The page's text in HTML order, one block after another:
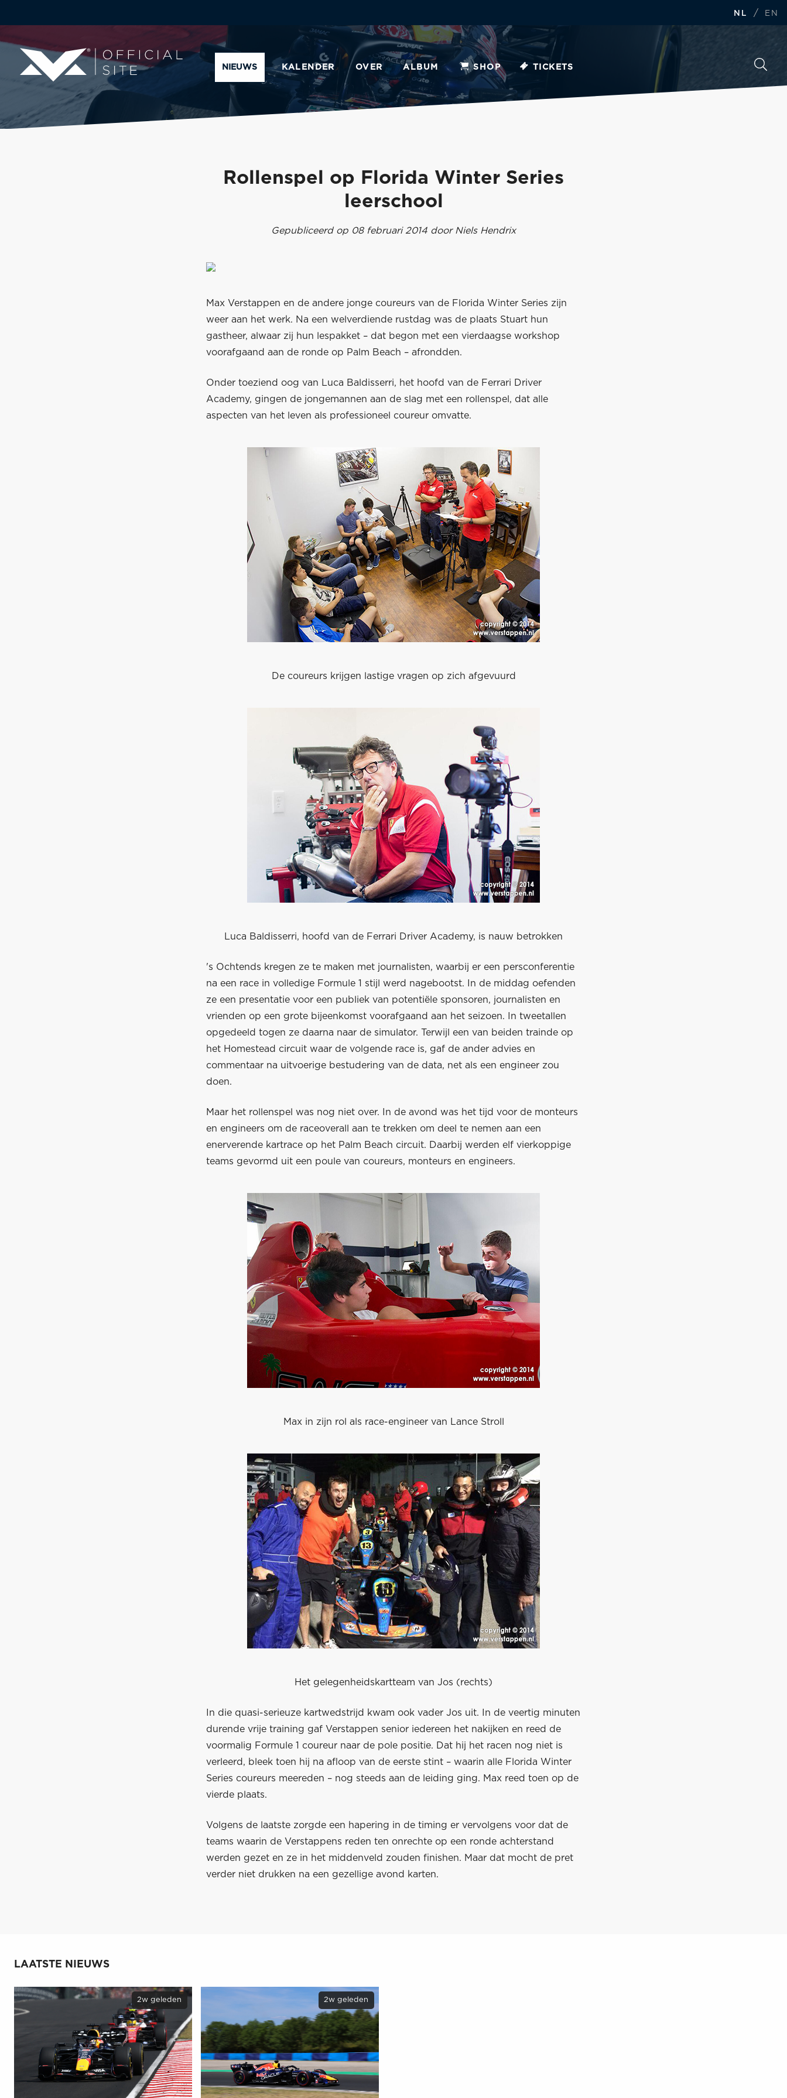
NL / EN
NIEUWS KALENDER OVER ALBUM SHOP TICKETS
Rollenspel op Florida Winter Series
leerschool
Gepubliceerd op 08 februari 2014 door Niels Hendrix
Max Verstappen en de andere jonge coureurs van de Florida Winter Series zijn
weer aan het werk. Na een welverdiende rustdag was de plaats Stuart hun
gastheer, alwaar zij hun lespakket – dat begon met een vierdaagse workshop
voorafgaand aan de ronde op Palm Beach – afrondden.
Onder toeziend oog van Luca Baldisserri, het hoofd van de Ferrari Driver
Academy, gingen de jongemannen aan de slag met een rollenspel, dat alle
aspecten van het leven als professioneel coureur omvatte.
De coureurs krijgen lastige vragen op zich afgevuurd
Luca Baldisserri, hoofd van de Ferrari Driver Academy, is nauw betrokken
's Ochtends kregen ze te maken met journalisten, waarbij er een persconferentie
na een race in volledige Formule 1 stijl werd nagebootst. In de middag oefenden
ze een presentatie voor een publiek van potentiële sponsoren, journalisten en
vrienden op een grote bijeenkomst voorafgaand aan het seizoen. In tweetallen
opgedeeld togen ze daarna naar de simulator. Terwijl een van beiden trainde op
het Homestead circuit waar de volgende race is, gaf de ander advies en
commentaar na uitvoerige bestudering van de data, net als een engineer zou
doen.
Maar het rollenspel was nog niet over. In de avond was het tijd voor de monteurs
en engineers om de raceoverall aan te trekken om deel te nemen aan een
enerverende kartrace op het Palm Beach circuit. Daarbij werden elf vierkoppige
teams gevormd uit een poule van coureurs, monteurs en engineers.
Max in zijn rol als race-engineer van Lance Stroll
Het gelegenheidskartteam van Jos (rechts)
In die quasi-serieuze kartwedstrijd kwam ook vader Jos uit. In de veertig minuten
durende vrije training gaf Verstappen senior iedereen het nakijken en reed de
voormalig Formule 1 coureur naar de pole positie. Dat hij het racen nog niet is
verleerd, bleek toen hij na afloop van de eerste stint – waarin alle Florida Winter
Series coureurs meereden – nog steeds aan de leiding ging. Max reed toen op de
vierde plaats.
Volgens de laatste zorgde een hapering in de timing er vervolgens voor dat de
teams waarin de Verstappens reden ten onrechte op een ronde achterstand
werden gezet en ze in het middenveld zouden finishen. Maar dat mocht de pret
verder niet drukken na een gezellige avond karten.
LAATSTE NIEUWS
2w geleden 2w geleden